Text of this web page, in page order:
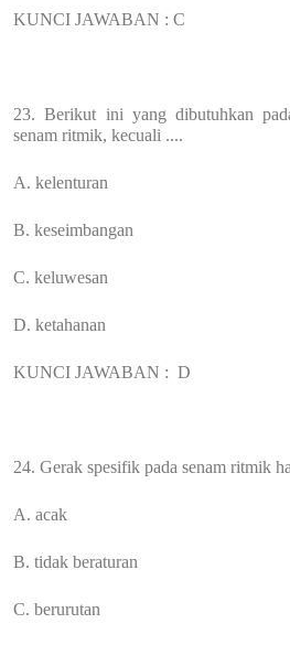
KUNCI JAWABAN : C
23. Berikut ini yang dibutuhkan
senam ritmik, kecuali ....
A. kelenturan
B. keseimbangan
C. keluwesan
D. ketahanan
KUNCI JAWABAN : D
24. Gerak spesifik pada senam ritmik
A. acak
B. tidak beraturan
C. berurutan